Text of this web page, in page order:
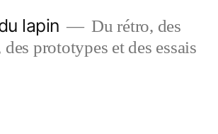
lapin
Du rétro, des
prototypes et des essais